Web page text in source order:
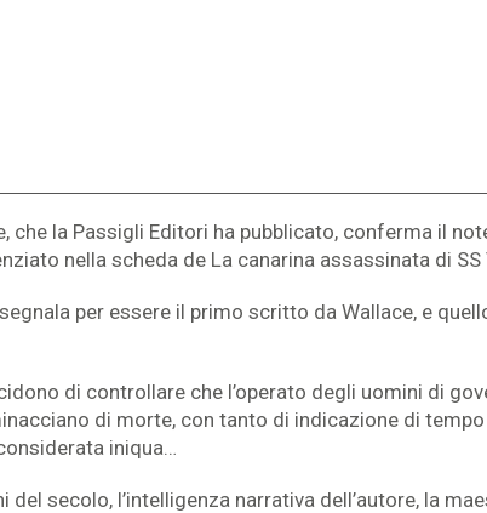
che la Passigli Editori ha pubblicato, conferma il
nella scheda de La canarina assassinata di SS
per essere il primo scritto da Wallace, e
di controllare che l’operato degli uomini di
di morte, con tanto di indicazione di
iniqua…
secolo, l’intelligenza narrativa dell’autore, la